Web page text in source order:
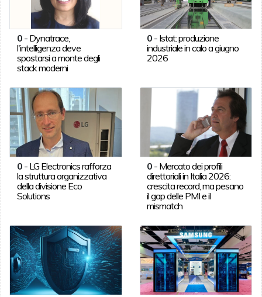
0- Dynatrace,
l'intelligenza deve
spostarsi a monte degli
stack moderni
0 - Istat: produzione
industriale in calo a giugno
2026
0- LG Electronics rafforza
la struttura organizzativa
della divisione Eco
Solutions
0 - Mercato dei profili
direttoriali in Italia 2026:
crescita record, ma pesano
il gap delle PMI e il
mismatch